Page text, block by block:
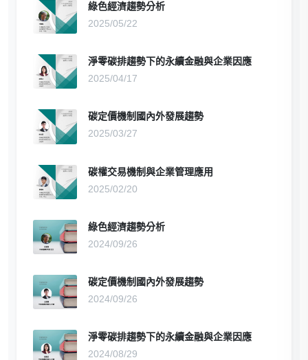
綠色經濟趨勢分析
2025/05/22
淨零碳排趨勢下的永續金融與企業因應
2025/04/17
碳定價機制國內外發展趨勢
2025/03/27
碳權交易機制與企業管理應用
2025/02/20
綠色經濟趨勢分析
2024/09/26
碳定價機制國內外發展趨勢
2024/09/26
淨零碳排趨勢下的永續金融與企業因應
2024/08/29